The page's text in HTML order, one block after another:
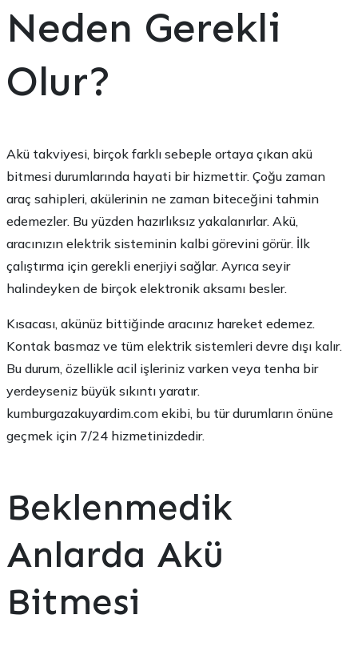
Neden Gerekli
Olur?
Akü takviyesi, birçok farklı sebeple ortaya çıkan akü
bitmesi durumlarında hayati bir hizmettir. Çoğu zaman
araç sahipleri, akülerinin ne zaman biteceğini tahmin
edemezler. Bu yüzden hazırlıksız yakalanırlar. Akü,
aracınızın elektrik sisteminin kalbi görevini görür. İlk
çalıştırma için gerekli enerjiyi sağlar. Ayrıca seyir
halindeyken de birçok elektronik aksamı besler.
Kısacası, akünüz bittiğinde aracınız hareket edemez.
Kontak basmaz ve tüm elektrik sistemleri devre dışı kalır.
Bu durum, özellikle acil işleriniz varken veya tenha bir
yerdeyseniz büyük sıkıntı yaratır.
kumburgazakuyardim.com ekibi, bu tür durumların önüne
geçmek için 7/24 hizmetinizdedir.
Beklenmedik
Anlarda Akü
Bitmesi